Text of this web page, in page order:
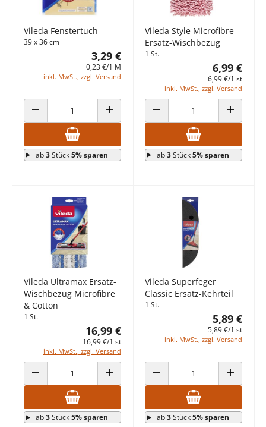
Vileda Fenstertuch
39 x 36 cm
3,29 €
0,23 €/1 M
inkl. MwSt., zzgl. Versand
ANZAHL VERRINGERN ANZAHL ERHÖHEN
ab3Stück5% sparen
Vileda Style Microfibre
Ersatz-Wischbezug
1 St.
6,99 €
6,99 €/1 st
inkl. MwSt., zzgl. Versand
ANZAHL VERRINGERN ANZAHL
ab3Stück5% sparen
Vileda Ultramax Ersatz-
Wischbezug Microfibre
& Cotton
1 St.
16,99 €
16,99 €/1 st
inkl. MwSt., zzgl. Versand
ANZAHL VERRINGERN ANZAHL ERHÖHEN
ab3Stück5% sparen
Vileda Superfeger
Classic Ersatz-Kehrteil
1 St.
5,89 €
5,89 €/1 st
inkl. MwSt., zzgl. Versand
ANZAHL VERRINGERN ANZAHL
ab3Stück5% sparen